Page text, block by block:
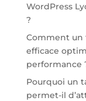
WordPress
?
Comment un
efficace
performance
Pourquoi un
permet-il